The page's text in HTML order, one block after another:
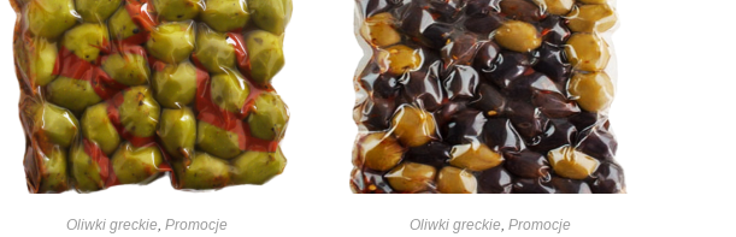
Oliwki greckie,Promocje Oliwki greckie, Promocje